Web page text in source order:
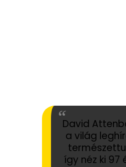
David
a világ
így néz ki 97